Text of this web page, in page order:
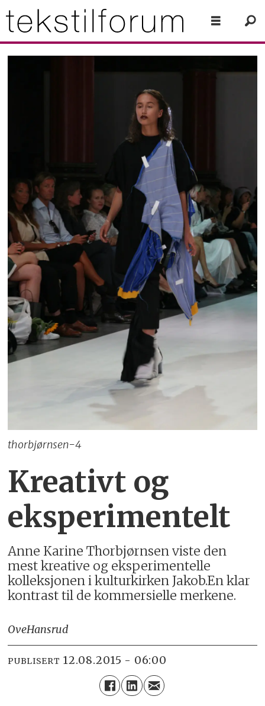
thorbjørnsen-4
Kreativt og
eksperimentelt
Anne Karine Thorbjørnsen viste den
mest kreative og eksperimentelle
kolleksjonen i kulturkirken Jakob.En klar
kontrast til de kommersielle merkene.
OveHansrud
PUBLISERT 12.08.2015 - 06:00